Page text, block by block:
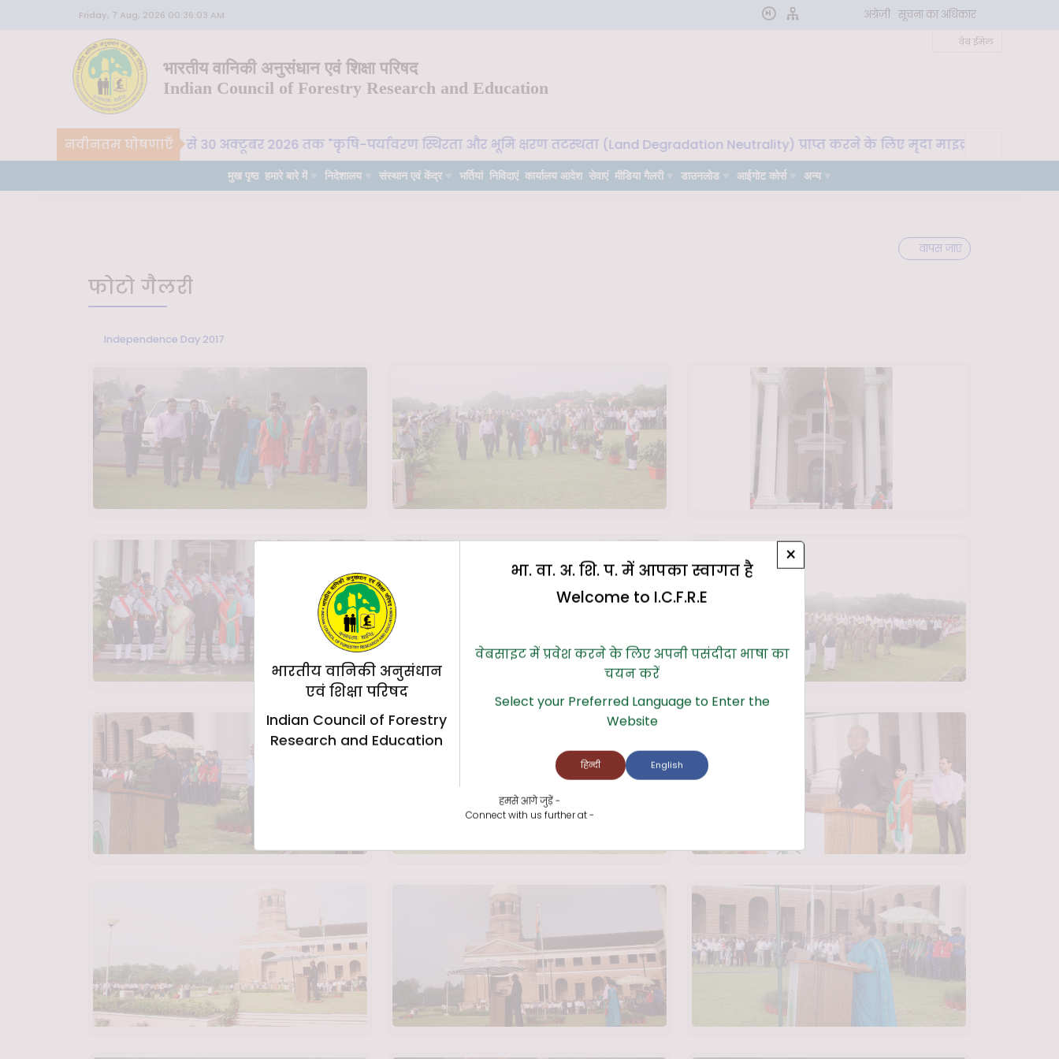
Friday, 7 Aug, 2026 00:36:03 AM अंग्रेज़ी सूचना का अधिकार
भारतीय वानिकी अनुसंधान एवं शिक्षा परिषद
Indian Council of Forestry Research and Education
वेब ईमेल
नवीनतम घोषणाएँ
वा. अ. शि. प. , देहरादून 26 से 30 अक्टूबर 2026 तक "कृषि-पर्यावरण स्थिरता और भूमि क्षरण तटस्थता (Land Degradation Neutrality) प्राप्त करने के लिए मृदा माइक्रोबायोम का उपयोग"
मुख पृष्ठ हमारे बारे में निदेशालय संस्थान एवं केंद्र भर्तियां निविदाएं कार्यालय आदेश सेवाएं मीडिया गैलरी डाउनलोड आईगोट कोर्स अन्य
वापस जाएं
फोटो गैलरी
Independence Day 2017
×
भारतीय वानिकी अनुसंधान
एवं शिक्षा परिषद
Indian Council of Forestry
Research and Education
भा. वा. अ. शि. प. में आपका स्वागत है
Welcome to I.C.F.R.E
वेबसाइट में प्रवेश करने के लिए अपनी पसंदीदा भाषा का
चयन करें
Select your Preferred Language to Enter the
Website
हिन्दी English
हमसे आगे जुड़ें -
Connect with us further at -